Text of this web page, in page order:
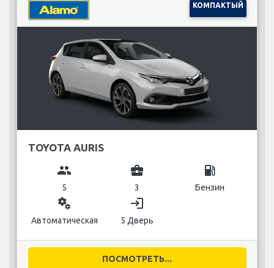
КОМПАКТЫЙ
TOYOTA AURIS
group
5
business_center
3
local_gas_station
Бензин
miscellaneous_services
Автоматическая
login
5 Дверь
ПОСМОТРЕТЬ...